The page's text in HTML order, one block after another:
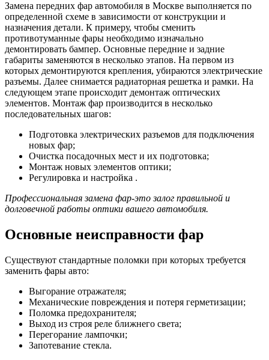
Замена передних фар автомобиля в Москве выполняется по
определенной схеме в зависимости от конструкции и
назначения детали. К примеру, чтобы сменить
противотуманные фары необходимо изначально
демонтировать бампер. Основные передние и задние
габариты заменяются в несколько этапов. На первом из
которых демонтируются крепления, убираются электрические
разъемы. Далее снимается радиаторная решетка и рамки. На
следующем этапе происходит демонтаж оптических
элементов. Монтаж фар производится в несколько
последовательных шагов:
Подготовка электрических разъемов для подключения
новых фар;
Очистка посадочных мест и их подготовка;
Монтаж новых элементов оптики;
Регулировка и настройка .
Профессиональная замена фар-это залог правильной и
долговечной работы оптики вашего автомобиля.
Основные неисправности фар
Существуют стандартные поломки при которых требуется
заменить фары авто:
Выгорание отражателя;
Механические повреждения и потеря герметизации;
Поломка предохранителя;
Выход из строя реле ближнего света;
Перегорание лампочки;
Запотевание стекла.